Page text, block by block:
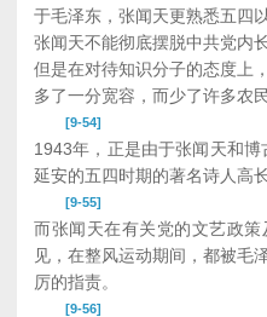
于毛泽东，张闻天更熟悉五四
张闻天不能彻底摆脱中共党内
但是在对待知识分子的态度上
多了一分宽容，而少了许多农
[9-54]
1943年，正是由于张闻天和
延安的五四时期的著名诗人高
[9-55]
而张闻天在有关党的文艺政
见，在整风运动期间，都被毛
厉的指责。
[9-56]